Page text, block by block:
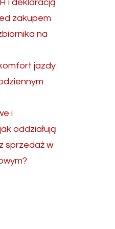
i deklaracją
zakupem
na
jazdy
i
oddziałują
sprzedaż w